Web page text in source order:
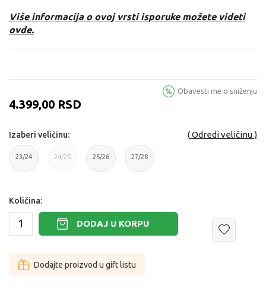
Više informacija o ovoj vrsti isporuke možete videti
ovde.
4.399,00 RSD
Obavesti me o sniženju
Odredi veličinu
Izaberi veličinu:
23/24 24/25 25/26 27/28
Količina:
DODAJ U KORPU
Dodajte proizvod u gift listu